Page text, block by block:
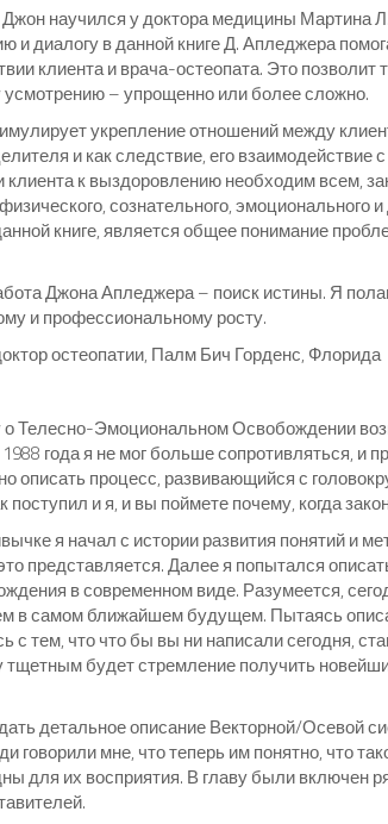
научился у доктора медицины Мартина
и диалогу в данной книге Д. Апледжера
клиента и врача-остеопата. Это позволит
усмотрению – упрощенно или более сложно.
укрепление отношений между
и как следствие, его взаимодействие
клиента к выздоровлению необходим всем,
сознательного, эмоционального
книге, является общее понимание
Джона Апледжера – поиск истины. Я
и профессиональному росту.
остеопатии, Палм Бич Горденс, Флорида
Телесно-Эмоциональном Освобождении
года я не мог больше сопротивляться, и
описать процесс, развивающийся с
поступил и я, и вы поймете почему, когда
я начал с истории развития понятий и
представляется. Далее я попытался
в современном виде. Разумеется,
в самом ближайшем будущем. Пытаясь
с тем, что что бы вы ни написали сегодня,
тщетным будет стремление получить
детальное описание Векторной/Осевой
говорили мне, что теперь им понятно, что
для их восприятия. В главу были включен